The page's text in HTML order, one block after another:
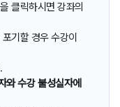
클릭하시면 강좌의
기할 경우 수강이
와 수강 불성실자에